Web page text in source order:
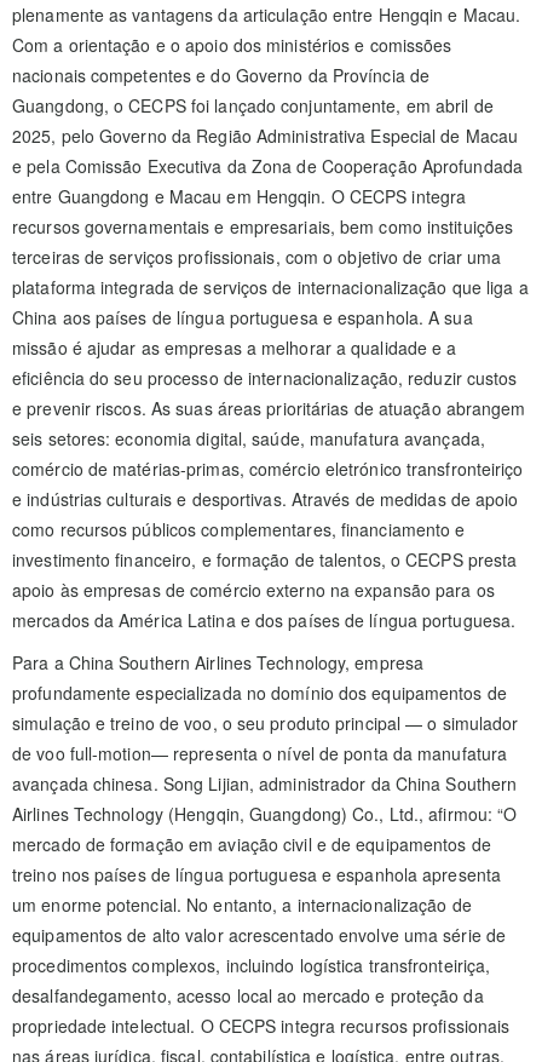
plenamente as vantagens da articulação entre Hengqin e Macau.
Com a orientação e o apoio dos ministérios e comissões
nacionais competentes e do Governo da Província de
Guangdong, o CECPS foi lançado conjuntamente, em abril de
2025, pelo Governo da Região Administrativa Especial de Macau
e pela Comissão Executiva da Zona de Cooperação Aprofundada
entre Guangdong e Macau em Hengqin. O CECPS integra
recursos governamentais e empresariais, bem como instituições
terceiras de serviços profissionais, com o objetivo de criar uma
plataforma integrada de serviços de internacionalização que liga a
China aos países de língua portuguesa e espanhola. A sua
missão é ajudar as empresas a melhorar a qualidade e a
eficiência do seu processo de internacionalização, reduzir custos
e prevenir riscos. As suas áreas prioritárias de atuação abrangem
seis setores: economia digital, saúde, manufatura avançada,
comércio de matérias-primas, comércio eletrónico transfronteiriço
e indústrias culturais e desportivas. Através de medidas de apoio
como recursos públicos complementares, financiamento e
investimento financeiro, e formação de talentos, o CECPS presta
apoio às empresas de comércio externo na expansão para os
mercados da América Latina e dos países de língua portuguesa.
Para a China Southern Airlines Technology, empresa
profundamente especializada no domínio dos equipamentos de
simulação e treino de voo, o seu produto principal — o simulador
de voo full-motion— representa o nível de ponta da manufatura
avançada chinesa. Song Lijian, administrador da China Southern
Airlines Technology (Hengqin, Guangdong) Co., Ltd., afirmou: “O
mercado de formação em aviação civil e de equipamentos de
treino nos países de língua portuguesa e espanhola apresenta
um enorme potencial. No entanto, a internacionalização de
equipamentos de alto valor acrescentado envolve uma série de
procedimentos complexos, incluindo logística transfronteiriça,
desalfandegamento, acesso local ao mercado e proteção da
propriedade intelectual. O CECPS integra recursos profissionais
nas áreas jurídica, fiscal, contabilística e logística, entre outras,